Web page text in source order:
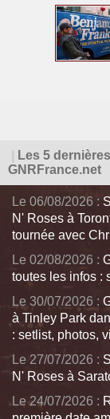
Les 5
GNRFrance.net
Le 06/08/2026 :
N' Roses à
tournée avec
Le 02/08/2026 :
toutes les infos :
Le 30/07/2026 :
à Tinley Park
: setlist, photos,
Le 27/07/2026 :
N' Roses à
Le 24/07/2026 :